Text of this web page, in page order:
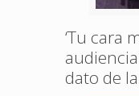
‘Tu cara
dato de